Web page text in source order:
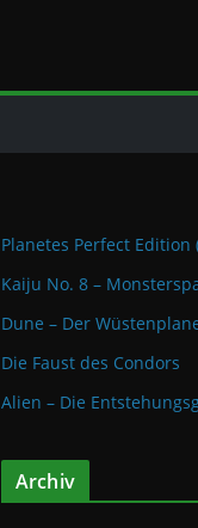
Planetes Perfect Edition
Kaiju No. 8 –
Dune – Der
Die Faust des Condors
Alien – Die
Archiv